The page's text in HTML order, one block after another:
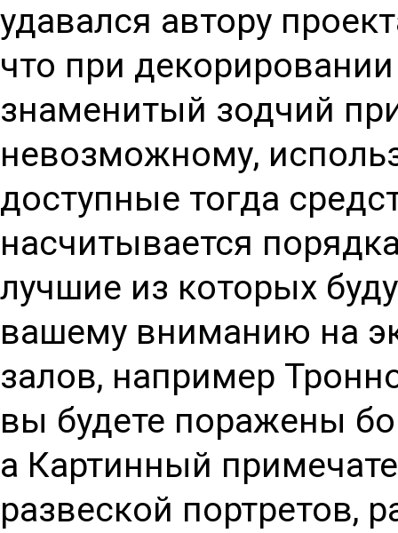
удавался автору
что при
знаменитый зодчий
невозможному,
доступные тогда
насчитывается
лучшие из которых
вашему вниманию на
залов, например
вы будете поражены
а Картинный
развеской портретов,